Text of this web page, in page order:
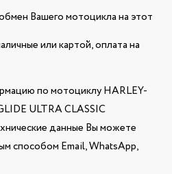
Вашего мотоцикла на этот
или картой, оплата на
по мотоциклу HARLEY-
ULTRA CLASSIC
данные Вы можете
способом Email, WhatsApp,